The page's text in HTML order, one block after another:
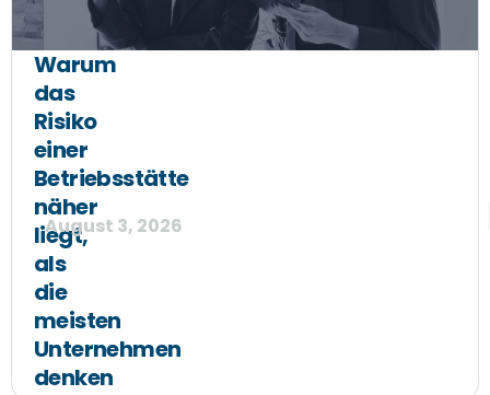
Warum
das
Risiko
einer
Betriebsstätte
näher
liegt,
als
die
meisten
Unternehmen
denken
August 3, 2026